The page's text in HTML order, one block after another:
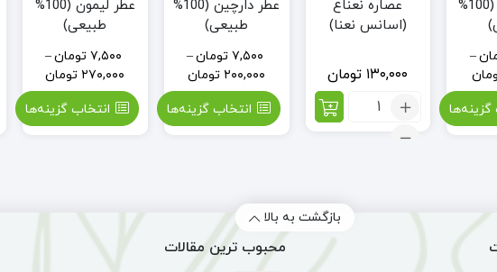
عطر پرتقال (100%
–
گزینه‌ها
عصاره نعناع
(اسانس نعنا)
۱۳۰,۰۰۰ تومان
تعداد:
عطر دارچین (100%
طبیعی)
۷,۵۰۰ تومان–
۲۰۰,۰۰۰ تومان
انتخاب گزینه‌ها
عطر لیمون (100%
طبیعی)
۷,۵۰۰ تومان–
۲۷۰,۰۰۰ تومان
انتخاب گزینه‌ها
بازگشت به بالا
محبوب ترین مقالات